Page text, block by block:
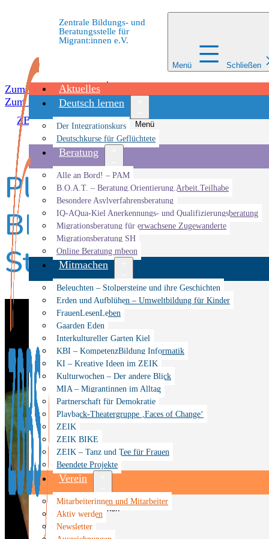
Zum Inhalt springen
Zum Inhalt springen
Zentrale Bildungs- und
Beratungsstelle für
Migrant:innen e.V.
Menü Schließen
Aktuelles
Deutsch lernen
Menü
Der Integrationskurs
Deutschkurse für Geflüchtete
Beratung
Menü
Alle an Bord! – PAM
B.O.A.T. – Beratung.Orientierung.Arbeit.Teilhabe
Besondere Asylverfahrensberatung
IQ-AQua-Kiel Anerkennungs- und Qualifizierungsberatung
Migrationsberatung für erwachsene Zugewanderte
Migrationsberatung SH
Online Beratung mbeon
Mitmachen
Menü
Beleuchten – Stolpersteine und ihre Geschichten
Erden und Aufblühen – Umweltbildung für Kinder
FrauenLesenLeben
Gaarden Eden
Interkultureller Garten Kiel
KBI – KompetenzBildung Informatik
KI – Kreative Ideen im ZEIK
Kulturwochen – Der andere Blick
MIA – Migrantinnen im Alltag
Partnerschaft für Demokratie
Playback-Theatergruppe ‚Faces of Change‘
ZEIK
ZEIK BIKE
ZEIK – Tanz und Tee für Frauen
Beendete Projekte
Verein
Menü
öffnen
Mitarbeiterinnen und Mitarbeiter
Aktiv werden
Newsletter
ZBBS»Veranstaltungen»Veranstaltung»
Playbacktheater
BELEUCHTEN –
Stolpersteinen